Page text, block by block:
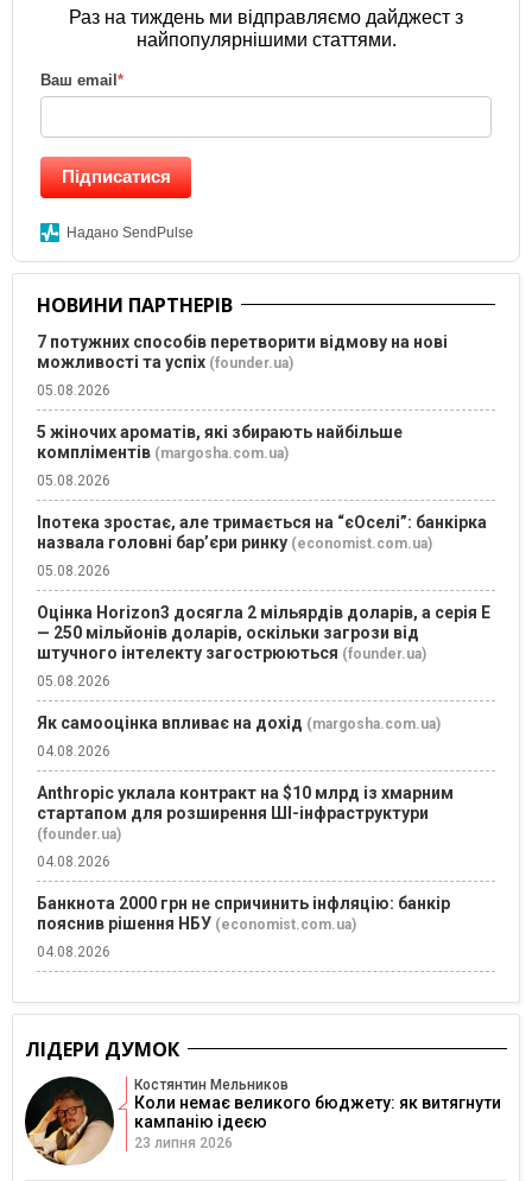
Раз на тиждень ми відправляємо дайджест з
найпопулярнішими статтями.
Ваш email *
Підписатися
Надано SendPulse
НОВИНИ ПАРТНЕРІВ
7 потужних способів перетворити відмову на нові
можливості та успіх (founder.ua)
05.08.2026
5 жіночих ароматів, які збирають найбільше
компліментів (margosha.com.ua)
05.08.2026
Іпотека зростає, але тримається на “єОселі”: банкірка
назвала головні бар’єри ринку (economist.com.ua)
05.08.2026
Оцінка Horizon3 досягла 2 мільярдів доларів, а серія E
— 250 мільйонів доларів, оскільки загрози від
штучного інтелекту загострюються (founder.ua)
05.08.2026
Як самооцінка впливає на дохід (margosha.com.ua)
04.08.2026
Anthropic уклала контракт на $10 млрд із хмарним
стартапом для розширення ШІ-інфраструктури
(founder.ua)
04.08.2026
Банкнота 2000 грн не спричинить інфляцію: банкір
пояснив рішення НБУ (economist.com.ua)
04.08.2026
ЛІДЕРИ ДУМОК
Костянтин Мельников
Коли немає великого бюджету: як витягнути
кампанію ідеєю
23 липня 2026